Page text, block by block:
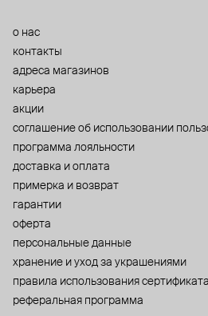
о нас
контакты
адреса магазинов
карьера
акции
cоглашение об использовании
программа лояльности
доставка и оплата
примерка и возврат
гарантии
оферта
персональные данные
хранение и уход за украшениями
правила использования сертификата
реферальная программа